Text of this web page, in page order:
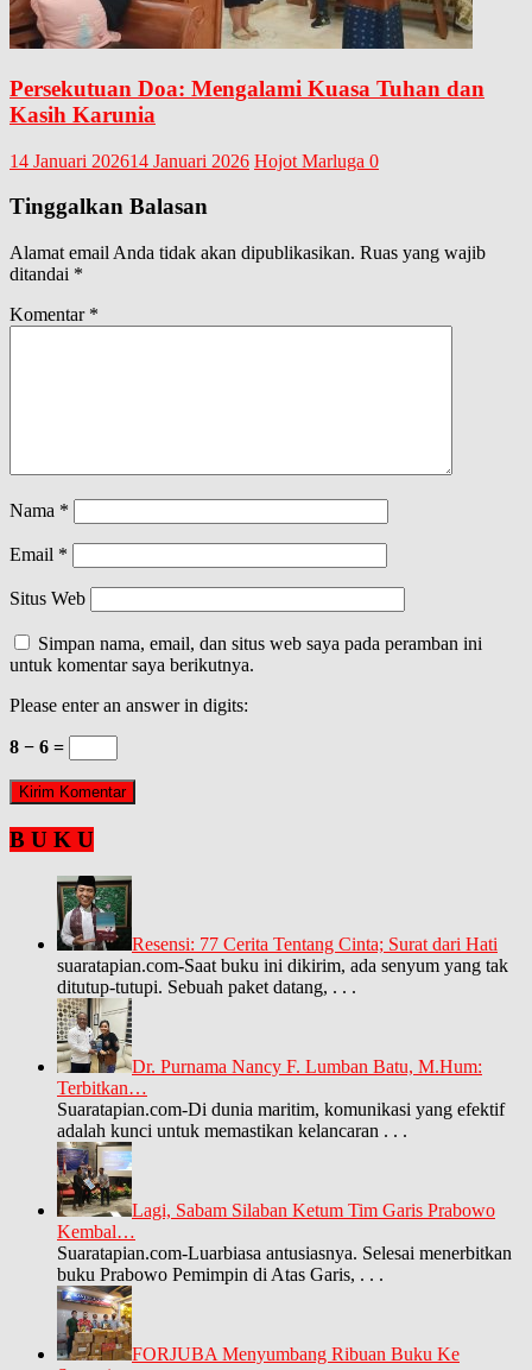
Persekutuan Doa: Mengalami Kuasa Tuhan dan
Kasih Karunia
14 Januari 202614 Januari 2026 Hojot Marluga 0
Tinggalkan Balasan
Alamat email Anda tidak akan dipublikasikan. Ruas yang wajib
ditandai *
Komentar *
Nama *
Email *
Situs Web
Simpan nama, email, dan situs web saya pada peramban ini
untuk komentar saya berikutnya.
Please enter an answer in digits:
8 − 6 =
B U K U
Resensi: 77 Cerita Tentang Cinta; Surat dari Hati
suaratapian.com-Saat buku ini dikirim, ada senyum yang tak
ditutup-tutupi. Sebuah paket datang, . . .
Dr. Purnama Nancy F. Lumban Batu, M.Hum:
Terbitkan…
Suaratapian.com-Di dunia maritim, komunikasi yang efektif
adalah kunci untuk memastikan kelancaran . . .
Lagi, Sabam Silaban Ketum Tim Garis Prabowo
Kembal…
Suaratapian.com-Luarbiasa antusiasnya. Selesai menerbitkan
buku Prabowo Pemimpin di Atas Garis, . . .
FORJUBA Menyumbang Ribuan Buku Ke